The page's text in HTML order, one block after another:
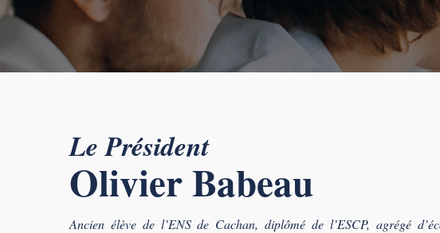
Le Président
Olivier Babeau
Ancien élève de l’ENS de Cachan, diplômé de l’ESCP, agrégé